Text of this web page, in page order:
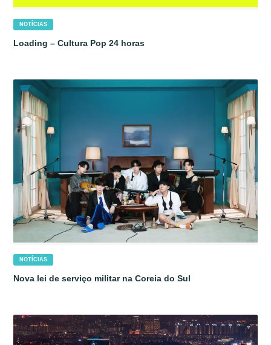
NOTÍCIAS
Loading – Cultura Pop 24 horas
NOTÍCIAS
Nova lei de serviço militar na Coreia do Sul